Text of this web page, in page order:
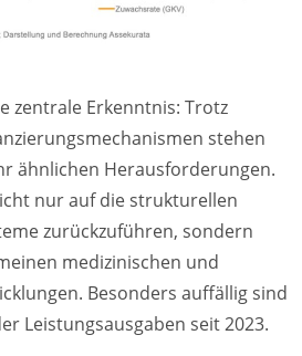
zentrale Erkenntnis: Trotz
stehen
ähnlichen Herausforderungen.
nur auf die strukturellen
zurückzuführen, sondern
medizinischen und
Besonders auffällig sind
Leistungsausgaben seit 2023.